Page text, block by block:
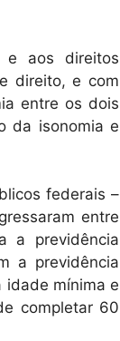
e aos direitos
direito, e com
entre os dois
da isonomia e
federais –
entre
a previdência
a previdência
idade mínima e
completar 60